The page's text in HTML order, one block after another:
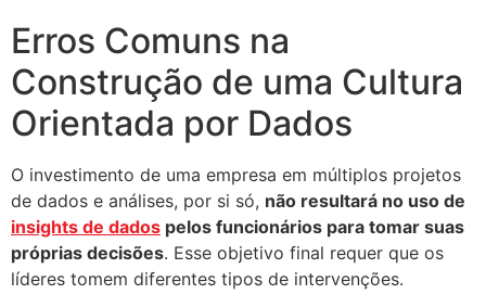
Erros Comuns na
Construção de uma Cultura
Orientada por Dados
O investimento de uma empresa em múltiplos projetos
de dados e análises, por si só, não resultará no uso de
insights de dados pelos funcionários para tomar suas
próprias decisões. Esse objetivo final requer que os
líderes tomem diferentes tipos de intervenções.